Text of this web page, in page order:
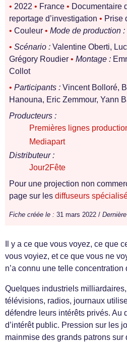
• 2022 • France • Documentaire
reportage d’investigation • Prise
• Couleur • Mode de production :
• Scénario : Valentine Oberti,
Grégory Roudier • Montage :
Collot
• Participants : Vincent Bolloré,
Hanouna, Eric Zemmour, Yann
Producteurs :
Premières lignes
Mediapart
Distributeur :
Jour2Fête
Pour une projection non
page sur les diffuseurs
Fiche créée le : 31 mars 2022 /
Il y a ce que vous voyez, ce que
vous voyiez, et ce que vous ne
n’a connu une telle concentration
Quelques industriels
télévisions, radios, journaux
défendre leurs intérêts privés. Au
d’intérêt public. Pression sur les
mainmise des grands patrons sur